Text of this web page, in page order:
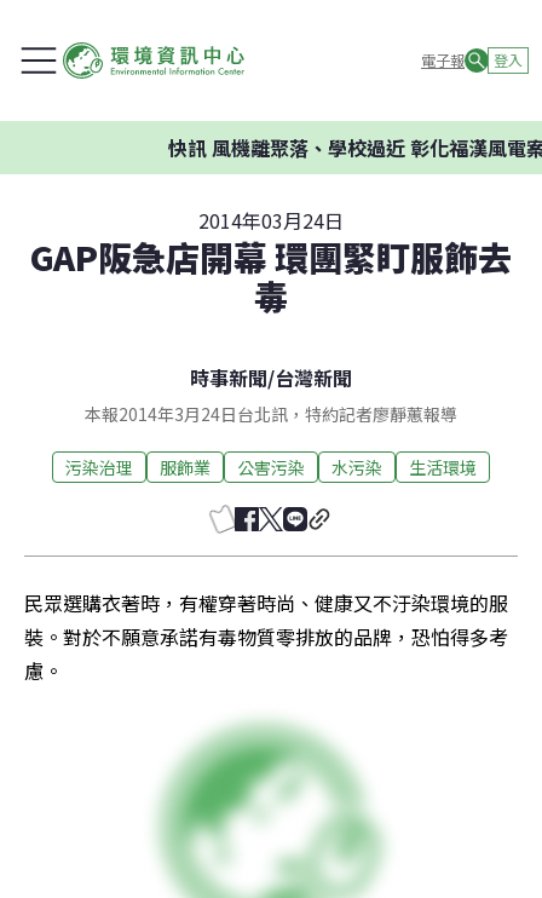
電子報 登入
風機離聚落、學校過近 彰化福漢風電案環
2014年03月24日
GAP阪急店開幕 環團緊盯服飾去
毒
時事新聞/台灣新聞
本報2014年3月24日台北訊，特約記者廖靜蕙報導
污染治理 服飾業 公害污染 水污染 生活環境
民眾選購衣著時，有權穿著時尚、健康又不汙染環境的服
裝。對於不願意承諾有毒物質零排放的品牌，恐怕得多考
慮。